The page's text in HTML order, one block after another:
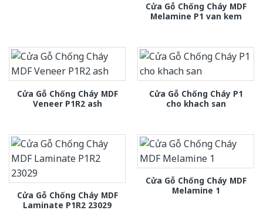
Cửa Gỗ Chống Cháy MDF
Melamine P1 van kem
Cửa Gỗ Chống Cháy MDF
Veneer P1R2 ash
Cửa Gỗ Chống Cháy P1
cho khach san
Cửa Gỗ Chống Cháy MDF
Laminate P1R2 23029
Cửa Gỗ Chống Cháy MDF
Melamine 1